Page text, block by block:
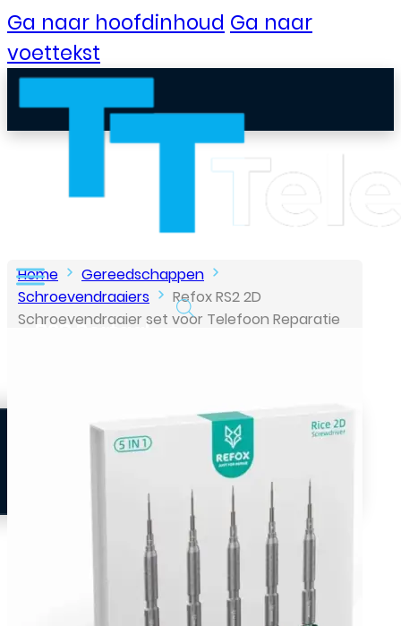
Ga naar hoofdinhoud Ga naar
voettekst
B2B Portaal
Neem contact op
Veelgestelde vragen
Home
Gereedschappen
Schroevendraaiers
Refox RS2 2D
Schroevendraaier set voor Telefoon Reparatie